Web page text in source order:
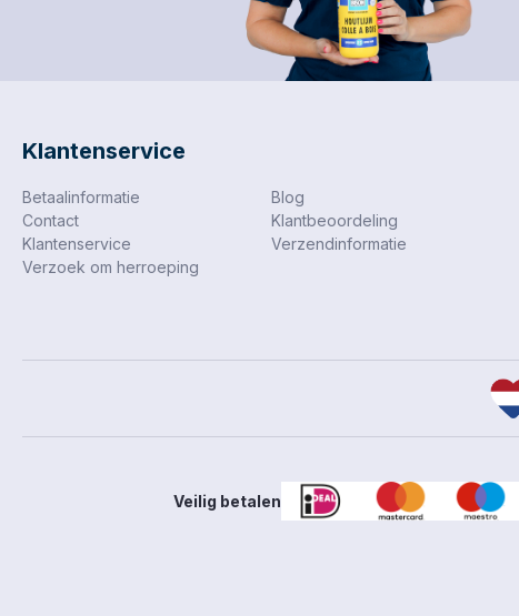
Klantenservice
Betaalinformatie
Blog
Contact
Klantbeoordeling
Klantenservice
Verzendinformatie
Verzoek om herroeping
Veilig betalen